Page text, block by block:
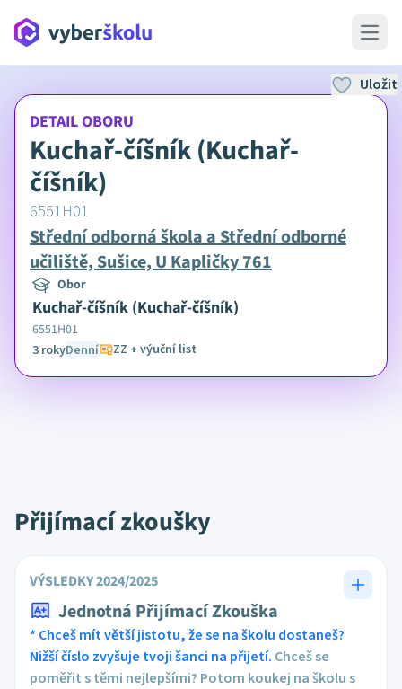
Open
DETAIL OBORU
Kuchař-číšník (Kuchař-
číšník)
6551H01
Střední odborná škola a Střední odborné
učiliště, Sušice, U Kapličky 761
Obor
Kuchař-číšník (Kuchař-číšník)
6551H01
3 rokyDenní ZZ + výuční list
Uložit
Přijímací zkoušky
VÝSLEDKY 2024/2025
Jednotná Přijímací Zkouška
* Chceš mít větší jistotu, že se na školu dostaneš?
Nižší číslo zvyšuje tvoji šanci na přijetí. Chceš se
poměřit s těmi nejlepšími? Potom koukej na školu s